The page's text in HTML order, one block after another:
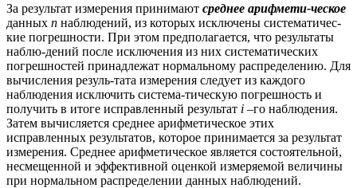
За результат измерения принимают среднее арифмети-ческое
данных n наблюдений, из которых исключены систематичес-
кие погрешности. При этом предполагается, что результаты
наблю-дений после исключения из них систематических
погрешностей принадлежат нормальному распределению. Для
вычисления резуль-тата измерения следует из каждого
наблюдения исключить система-тическую погрешность и
получить в итоге исправленный результат i –го наблюдения.
Затем вычисляется среднее арифметическое этих
исправленных результатов, которое принимается за результат
измерения. Среднее арифметическое является состоятельной,
несмещенной и эффективной оценкой измеряемой величины
при нормальном распределении данных наблюдений.